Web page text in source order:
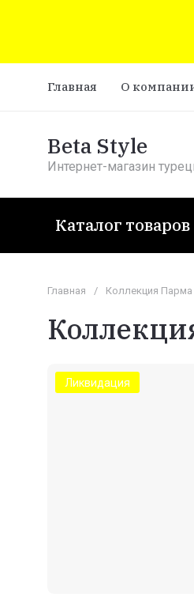
Главная О
Beta Style
Интернет-магазин
Каталог товаров
Главная / Коллекция Парма
Ликвидация